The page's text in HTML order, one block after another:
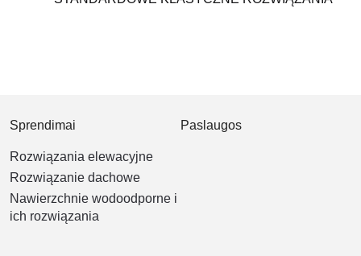
Sprendimai
Rozwiązania elewacyjne
Rozwiązanie dachowe
Nawierzchnie wodoodporne i
ich rozwiązania
Paslaugos